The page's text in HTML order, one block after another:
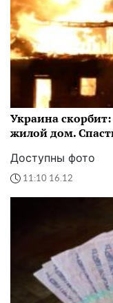
Украина
жилой дом.
Доступны фото
11:10 16.12